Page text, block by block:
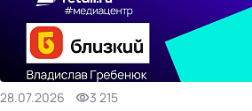
28.07.2026 3 215